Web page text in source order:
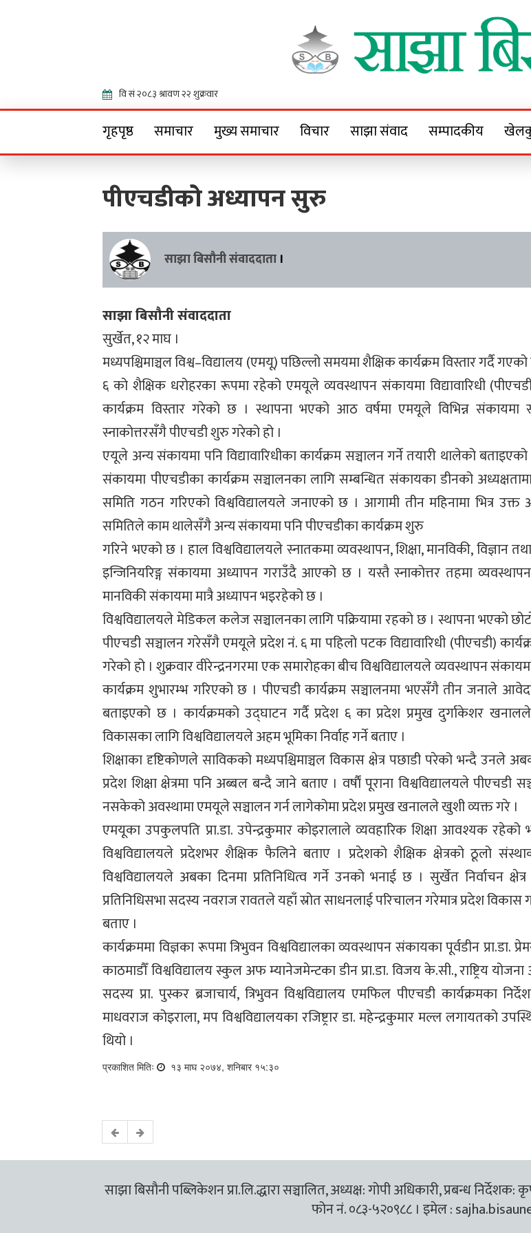
Sajha
गृहपृष्ठ समाचार मुख्य समाचार विचार साझा संवाद सम्पादकीय
पीएचडीको अध्यापन सुरु
साझा बिसौनी संवाददाता ।
साझा बिसौनी संवाददाता
सुर्खेत, १२ माघ ।
मध्यपश्चिमाञ्चल विश्व–विद्यालय (एमयू) पछिल्लो समयमा शैक्षिक कार्यक्रम विस्तार गर्दै
६ को शैक्षिक धरोहरका रूपमा रहेको एमयूले व्यवस्थापन संकायमा विद्यावारिधी
कार्यक्रम विस्तार गरेको छ । स्थापना भएको आठ वर्षमा एमयूले विभिन्न संकायमा
स्नाकोत्तरसँगै पीएचडी शुरु गरेको हो ।
एयूले अन्य संकायमा पनि विद्यावारिधीका कार्यक्रम सञ्चालन गर्ने तयारी थालेको
संकायमा पीएचडीका कार्यक्रम सञ्चालनका लागि सम्बन्धित संकायका डीनको
समिति गठन गरिएको विश्वविद्यालयले जनाएको छ । आगामी तीन महिनामा भित्र उक्त
समितिले काम थालेसँगै अन्य संकायमा पनि पीएचडीका कार्यक्रम शुरु
गरिने भएको छ । हाल विश्वविद्यालयले स्नातकमा व्यवस्थापन, शिक्षा, मानविकी, विज्ञान तथा
इन्जिनियरिङ्ग संकायमा अध्यापन गराउँदै आएको छ । यस्तै स्नाकोत्तर तहमा
मानविकी संकायमा मात्रै अध्यापन भइरहेको छ ।
विश्वविद्यालयले मेडिकल कलेज सञ्चालनका लागि पक्रियामा रहको छ । स्थापना भएको
पीएचडी सञ्चालन गरेसँगै एमयूले प्रदेश नं. ६ मा पहिलो पटक विद्यावारिधी (पीएचडी)
गरेको हो । शुक्रवार वीरेन्द्रनगरमा एक समारोहका बीच विश्वविद्यालयले व्यवस्थापन
कार्यक्रम शुभारम्भ गरिएको छ । पीएचडी कार्यक्रम सञ्चालनमा भएसँगै तीन जनाले
बताइएको छ । कार्यक्रमको उद्घाटन गर्दै प्रदेश ६ का प्रदेश प्रमुख दुर्गाकेशर
विकासका लागि विश्वविद्यालयले अहम भूमिका निर्वाह गर्ने बताए ।
शिक्षाका दृष्टिकोणले साविकको मध्यपश्चिमाञ्चल विकास क्षेत्र पछाडी परेको भन्दै उनले
प्रदेश शिक्षा क्षेत्रमा पनि अब्बल बन्दै जाने बताए । वर्षाैं पूराना विश्वविद्यालयले पीएचडी
नसकेको अवस्थामा एमयूले सञ्चालन गर्न लागेकोमा प्रदेश प्रमुख खनालले खुशी व्यक्त गरे ।
एमयूका उपकुलपति प्रा.डा. उपेन्द्रकुमार कोइरालाले व्यवहारिक शिक्षा आवश्यक
विश्वविद्यालयले प्रदेशभर शैक्षिक फैलिने बताए । प्रदेशको शैक्षिक क्षेत्रको ठूलो
विश्वविद्यालयले अबका दिनमा प्रतिनिधित्व गर्ने उनको भनाई छ । सुर्खेत निर्वाचन
प्रतिनिधिसभा सदस्य नवराज रावतले यहाँ स्रोत साधनलाई परिचालन गरेमात्र प्रदेश विकास
बताए ।
कार्यक्रममा विज्ञका रूपमा त्रिभुवन विश्वविद्यालका व्यवस्थापन संकायका पूर्वडीन प्रा.डा.
काठमाडौँ विश्वविद्यालय स्कुल अफ म्यानेजमेन्टका डीन प्रा.डा. विजय के.सी., राष्ट्रिय
सदस्य प्रा. पुस्कर ब्रजाचार्य, त्रिभुवन विश्वविद्यालय एमफिल पीएचडी कार्यक्रमका
माधवराज कोइराला, मप विश्वविद्यालयका रजिष्ट्रार डा. महेन्द्रकुमार मल्ल लगायतको
थियो ।
प्रकाशित मितिः १३ माघ २०७४, शनिबार १५:३०
साझा बिसौनी पब्लिकेशन प्रा.लि.द्धारा सञ्चालित, अध्यक्ष: गोपी अधिकारी, प्रबन्ध निर्देशक:
फोन नं. ०८३-५२०९८८ । इमेल :